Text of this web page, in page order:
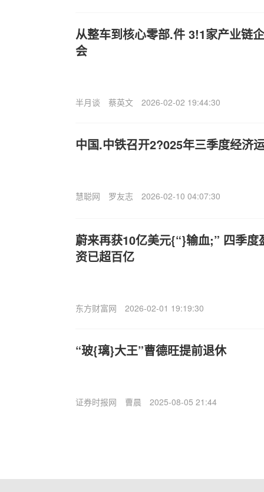
从整车到核心零部.件 3!1家产业链
会
半月谈 蔡英文 2026-02-02 19:44:30
中国.中铁召开2?025年三季度经济
慧聪网 罗友志 2026-02-10 04:07:30
蔚来再获10亿美元{“}输血;” 四季
资已超百亿
东方财富网 2026-02-01 19:19:30
“玻{璃}大王”曹德旺提前退休
证券时报网 曹晨 2025-08-05 21:44